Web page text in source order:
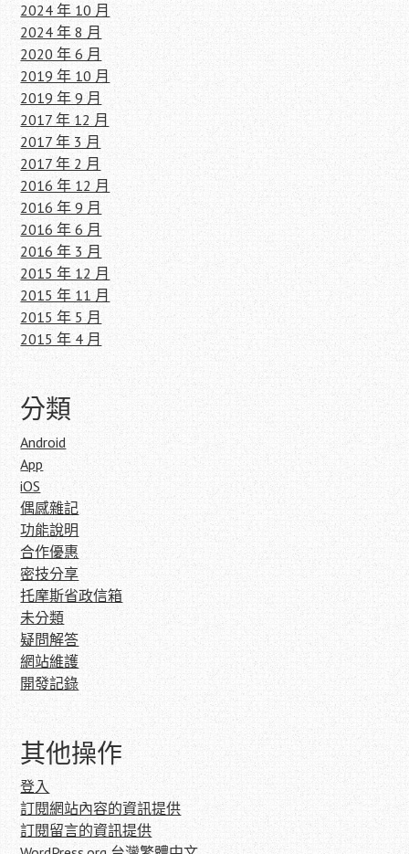
2024 年 10 月
2024 年 8 月
2020 年 6 月
2019 年 10 月
2019 年 9 月
2017 年 12 月
2017 年 3 月
2017 年 2 月
2016 年 12 月
2016 年 9 月
2016 年 6 月
2016 年 3 月
2015 年 12 月
2015 年 11 月
2015 年 5 月
2015 年 4 月
分類
Android
App
iOS
偶感雜記
功能說明
合作優惠
密技分享
托摩斯省政信箱
未分類
疑問解答
網站維護
開發記錄
其他操作
登入
訂閱網站內容的資訊提供
訂閱留言的資訊提供